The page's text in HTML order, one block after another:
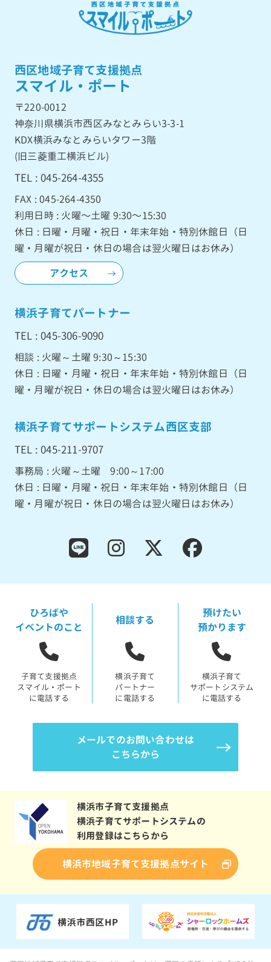
西区地域子育て支援拠点
スマイル・ポート
〒220-0012
神奈川県横浜市西区みなとみらい3-3-1
KDX横浜みなとみらいタワー3階
(旧三菱重工横浜ビル)
TEL : 045-264-4355
FAX : 045-264-4350
利用日時 : 火曜〜土曜 9:30〜15:30
休日 : 日曜・月曜・祝日・年末年始・特別休館日（日
曜・月曜が祝日・休日の場合は翌火曜日はお休み）
アクセス
横浜子育てパートナー
TEL : 045-306-9090
相談 : 火曜～土曜 9:30～15:30
休日 : 日曜・月曜・祝日・年末年始・特別休館日（日
曜・月曜が祝日・休日の場合は翌火曜日はお休み）
横浜子育てサポートシステム西区支部
TEL : 045-211-9707
事務局 : 火曜～土曜 9:00～17:00
休日 : 日曜・月曜・祝日・年末年始・特別休館日（日
曜・月曜が祝日・休日の場合は翌火曜日はお休み）
ひろばや
イベントのこと
子育て支援拠点
スマイル・ポート
に電話する
相談する
横浜子育て
パートナー
に電話する
預けたい
預かります
横浜子育て
サポートシステム
に電話する
メールでのお問い合わせは
こちらから
横浜市子育て支援拠点
横浜子育てサポートシステムの
利用登録はこちらから
横浜市地域子育て支援拠点サイト